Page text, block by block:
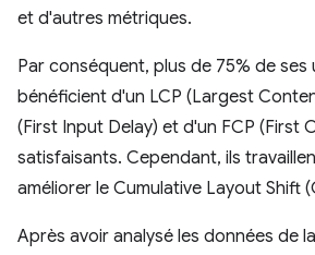
et d'autres métriques.
Par conséquent, plus de 75% de ses
bénéficient d'un LCP (Largest
(First Input Delay) et d'un FCP (First
satisfaisants. Cependant, ils
améliorer le Cumulative Layout Shift
Après avoir analysé les données de